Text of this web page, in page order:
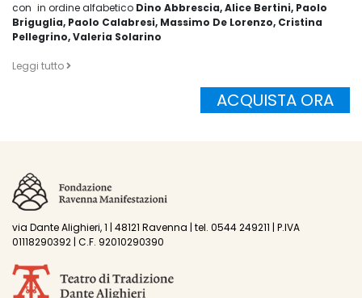
con in ordine alfabetico Dino Abbrescia, Alice Bertini, Paolo
Briguglia, Paolo Calabresi, Massimo De Lorenzo, Cristina
Pellegrino, Valeria Solarino
Leggi tutto
ACQUISTA ORA
via Dante Alighieri, 1 | 48121 Ravenna | tel. 0544 249211 | P.IVA
01118290392 | C.F. 92010290390